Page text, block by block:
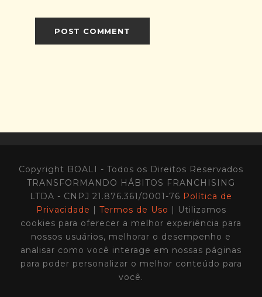
Copyright BOALI - Todos os Direitos Reservados
TRANSFORMANDO HÁBITOS FRANCHISING
LTDA - CNPJ 21.876.361/0001-76 Política de
Privacidade | Termos de Uso | Utilizamos
cookies para oferecer a melhor experiência para
nossos usuários, melhorar o desempenho e
analisar como você interage em nossas páginas
para poder personalizar o melhor conteúdo para
você.